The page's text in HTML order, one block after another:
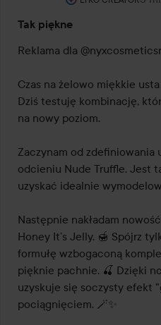
Tak piękne
Reklama dla
Czas na żelowo miękkie
Dziś testuję kombinację,
na nowy poziom.
Zaczynam od zdefiniowania
odcieniu Nude Truffle. Jest
uzyskać idealnie
Następnie nakładam
Honey It’s Jelly. 🍯 Spójrz
formułę wzbogaconą
pięknie pachnie. 🍒 Dzięki
uzyskuje się soczysty efekt
pociągnięciem. 🪄✨